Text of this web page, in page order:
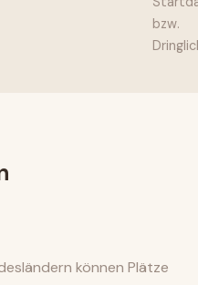
bzw.
können Plätze